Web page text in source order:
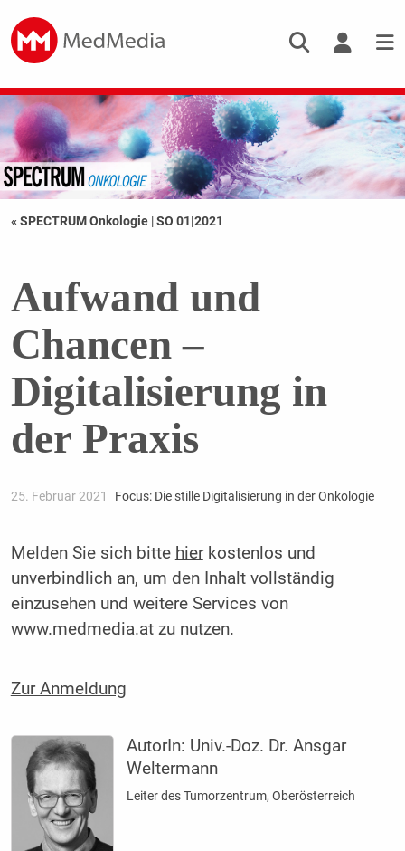
« SPECTRUM Onkologie |SO 01|2021
Aufwand und
Chancen –
Digitalisierung in
der Praxis
25. Februar 2021 Focus: Die stille Digitalisierung in der Onkologie
Melden Sie sich bitte hierkostenlos und
unverbindlich an, um den Inhalt vollständig
einzusehen und weitere Services von
www.medmedia.at zu nutzen.
Zur Anmeldung
AutorIn: Univ.-Doz. Dr. Ansgar
Weltermann
Leiter des Tumorzentrum, Oberösterreich